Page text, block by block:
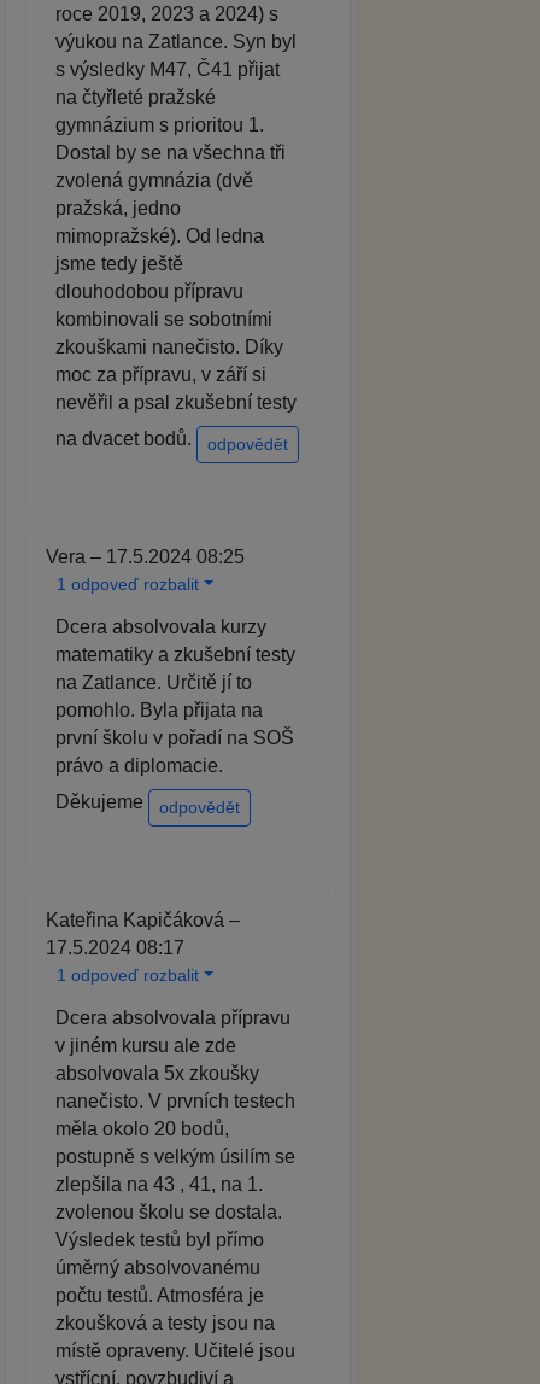
roce 2019, 2023 a 2024) s
výukou na Zatlance. Syn byl
s výsledky M47, Č41 přijat
na čtyřleté pražské
gymnázium s prioritou 1.
Dostal by se na všechna tři
zvolená gymnázia (dvě
pražská, jedno
mimopražské). Od ledna
jsme tedy ještě
dlouhodobou přípravu
kombinovali se sobotními
zkouškami nanečisto. Díky
moc za přípravu, v září si
nevěřil a psal zkušební testy
na dvacet bodů.
odpovědět
Vera – 17.5.2024 08:25
1 odpoveď rozbalit
Dcera absolvovala kurzy
matematiky a zkušební testy
na Zatlance. Určitě jí to
pomohlo. Byla přijata na
první školu v pořadí na SOŠ
právo a diplomacie.
Děkujeme
odpovědět
Kateřina Kapičáková –
17.5.2024 08:17
1 odpoveď rozbalit
Dcera absolvovala přípravu
v jiném kursu ale zde
absolvovala 5x zkoušky
nanečisto. V prvních testech
měla okolo 20 bodů,
postupně s velkým úsilím se
zlepšila na 43 , 41, na 1.
zvolenou školu se dostala.
Výsledek testů byl přímo
úměrný absolvovanému
počtu testů. Atmosféra je
zkoušková a testy jsou na
místě opraveny. Učitelé jsou
vstřícní, povzbudiví a